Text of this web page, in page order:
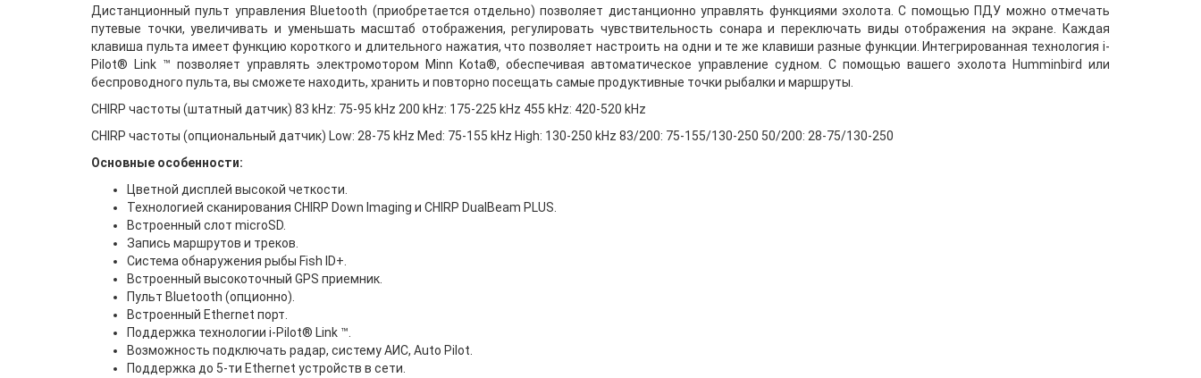
Дистанционный пульт управления Bluetooth (приобретается отдельно) позволяет дистанционно управлять функциями эхолота. С помощью ПДУ можно отмечать
путевые точки, увеличивать и уменьшать масштаб отображения, регулировать чувствительность сонара и переключать виды отображения на экране. Каждая
клавиша пульта имеет функцию короткого и длительного нажатия, что позволяет настроить на одни и те же клавиши разные функции. Интегрированная технология i-
Pilot® Link ™ позволяет управлять электромотором Minn Kota®, обеспечивая автоматическое управление судном. С помощью вашего эхолота Humminbird или
беспроводного пульта, вы сможете находить, хранить и повторно посещать самые продуктивные точки рыбалки и маршруты.
CHIRP частоты (штатный датчик) 83 kHz: 75-95 kHz 200 kHz: 175-225 kHz 455 kHz: 420-520 kHz
CHIRP частоты (опциональный датчик) Low: 28-75 kHz Med: 75-155 kHz High: 130-250 kHz 83/200: 75-155/130-250 50/200: 28-75/130-250
Основные особенности:
Цветной дисплей высокой четкости.
Технологией сканирования CHIRP Down Imaging и CHIRP DualBeam PLUS.
Встроенный слот microSD.
Запись маршрутов и треков.
Система обнаружения рыбы Fish ID+.
Встроенный высокоточный GPS приемник.
Пульт Bluetooth (опционно).
Встроенный Ethernet порт.
Поддержка технологии i-Pilot® Link ™.
Возможность подключать радар, систему АИС, Auto Pilot.
Поддержка до 5-ти Ethernet устройств в сети.